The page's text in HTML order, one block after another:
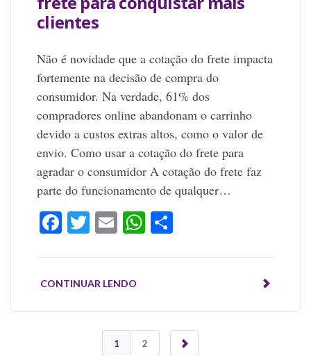
clientes
Não é novidade que a cotação do frete impacta
fortemente na decisão de compra do
consumidor. Na verdade, 61% dos
compradores online abandonam o carrinho
devido a custos extras altos, como o valor de
envio. Como usar a cotação do frete para
agradar o consumidor A cotação do frete faz
parte do funcionamento de qualquer…
Facebook
Twitter
EmailWhatsApp
CONTINUAR LENDO
1 2